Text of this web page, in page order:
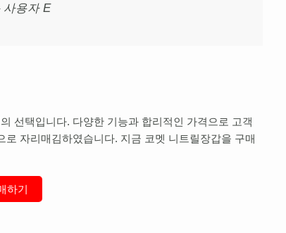
사용자 E
선택입니다. 다양한 기능과 합리적인 가격으로 고객
자리매김하였습니다. 지금 코멧 니트릴장갑을 구매
하기